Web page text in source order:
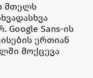
მთელს
Sans-ის
ერთიან
მოქცევა